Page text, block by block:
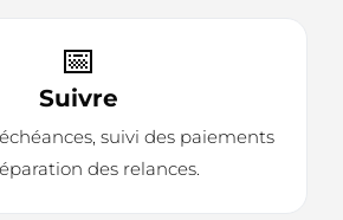
📅
Suivre
suivi des paiements
des relances.